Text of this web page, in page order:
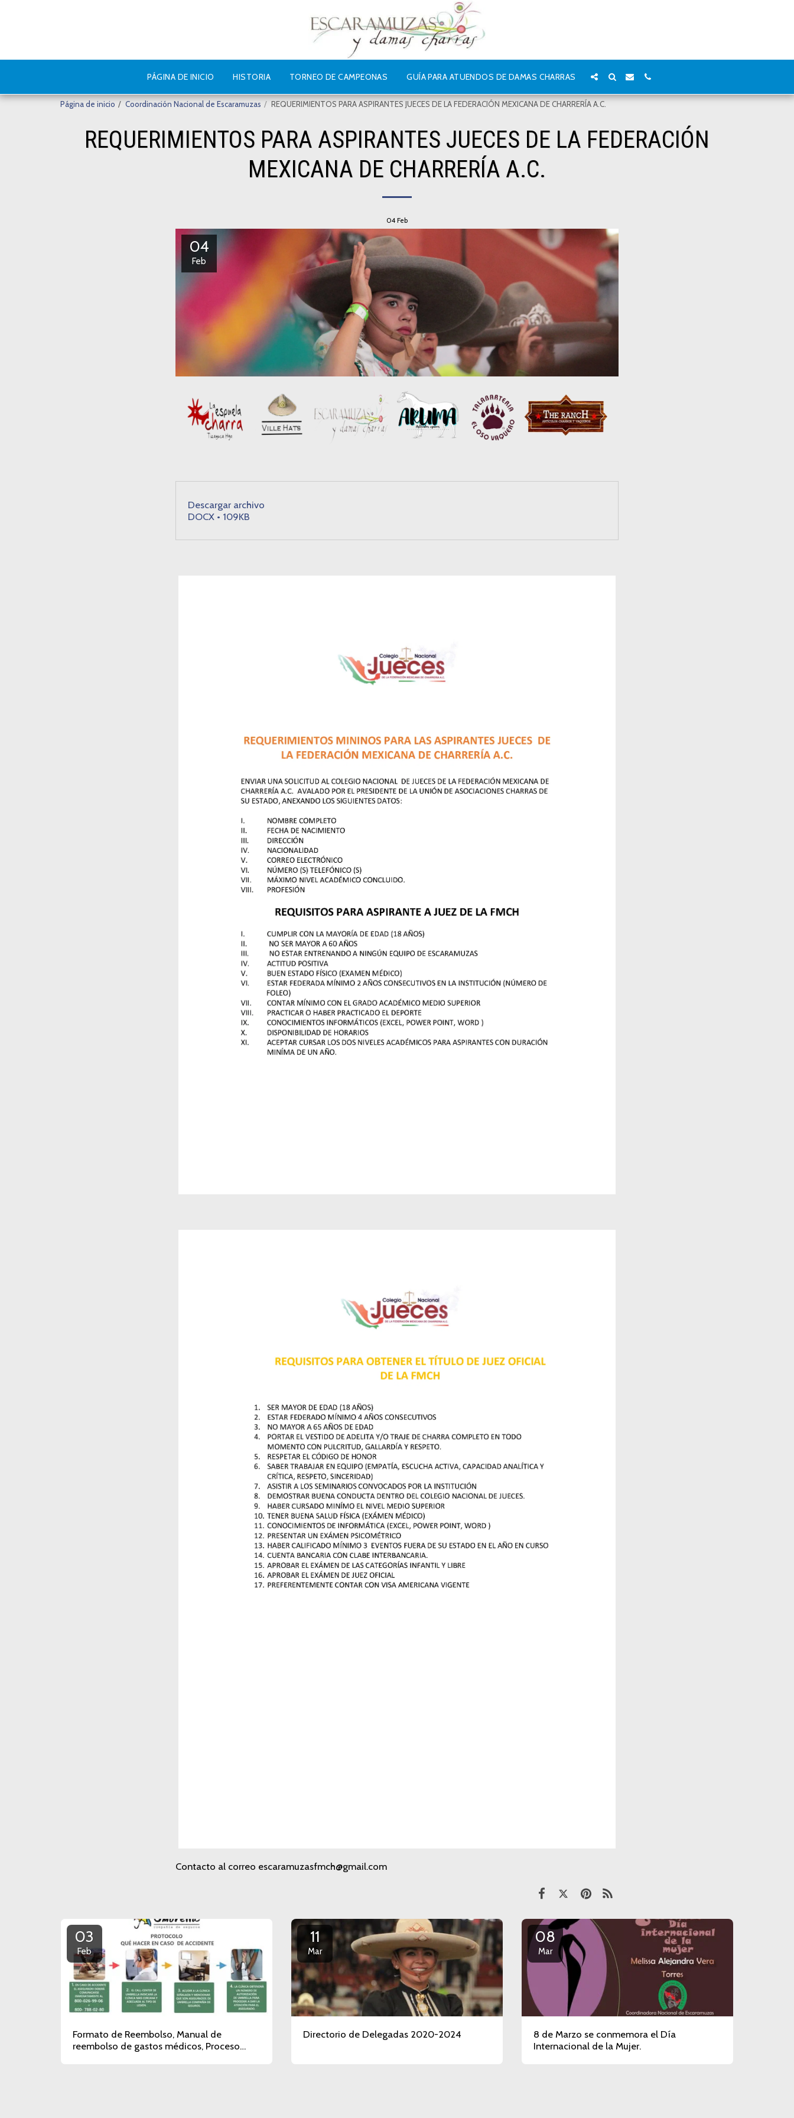
PÁGINA DE INICIO HISTORIA TORNEO DE CAMPEONAS GUÍA PARA ATUENDOS DE DAMAS CHARRAS
Página de inicio Coordinación Nacional de Escaramuzas REQUERIMIENTOS PARA ASPIRANTES JUECES DE LA FEDERACIÓN MEXICANA DE CHARRERÍA A.C.
REQUERIMIENTOS PARA ASPIRANTES JUECES DE LA FEDERACIÓN
MEXICANA DE CHARRERÍA A.C.
04 Feb
04
Feb
Descargar archivo
DOCX • 109KB
Contacto al correo escaramuzasfmch@gmail.com
03
Feb
Formato de Reembolso, Manual de
reembolso de gastos médicos, Proceso
11
Mar
Directorio de Delegadas 2020-2024
08
Mar
8 de Marzo se conmemora el Día
Internacional de la Mujer.